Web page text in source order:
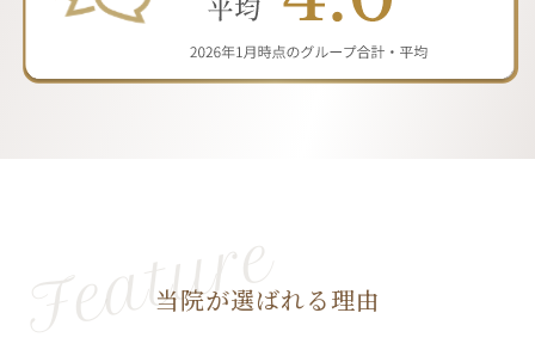
当院が選ばれる理由